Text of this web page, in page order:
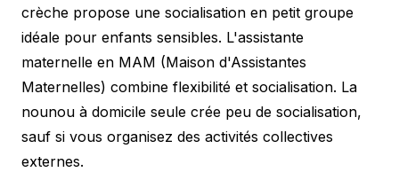
crèche propose une socialisation en petit groupe
idéale pour enfants sensibles. L'assistante
maternelle en MAM (Maison d'Assistantes
Maternelles) combine flexibilité et socialisation. La
nounou à domicile seule crée peu de socialisation,
sauf si vous organisez des activités collectives
externes.